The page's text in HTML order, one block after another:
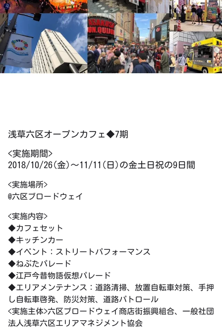
浅草六区オープンカフェ◆7期
<実施期間>
2018/10/26(金)～11/11(日)の金土日祝の9日間
<実施場所>
@六区ブロードウェイ
<実施内容>
◆カフェセット
◆キッチンカー
◆イベント：ストリートパフォーマンス
◆ねぷたパレード
◆江戸今昔物語仮想パレード
◆エリアメンテナンス：道路清掃、放置自転車対策、手押
し自転車啓発、防災対策、道路パトロール
<実施主体>六区ブロードウェイ商店街振興組合、一般社団
法人浅草六区エリアマネジメント協会